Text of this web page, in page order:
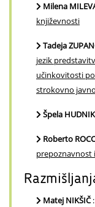
Milena
književnosti
Tadeja
jezik
učinkovitosti
strokovno
Špela HUDNIK
Roberto
prepoznavnost
Matej NIKŠIČ: